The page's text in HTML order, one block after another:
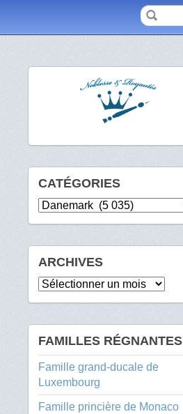
CATÉGORIES
Catégories
ARCHIVES
Archives
FAMILLES RÉGNANTES
Famille grand-ducale de
Luxembourg
Famille princière de Monaco